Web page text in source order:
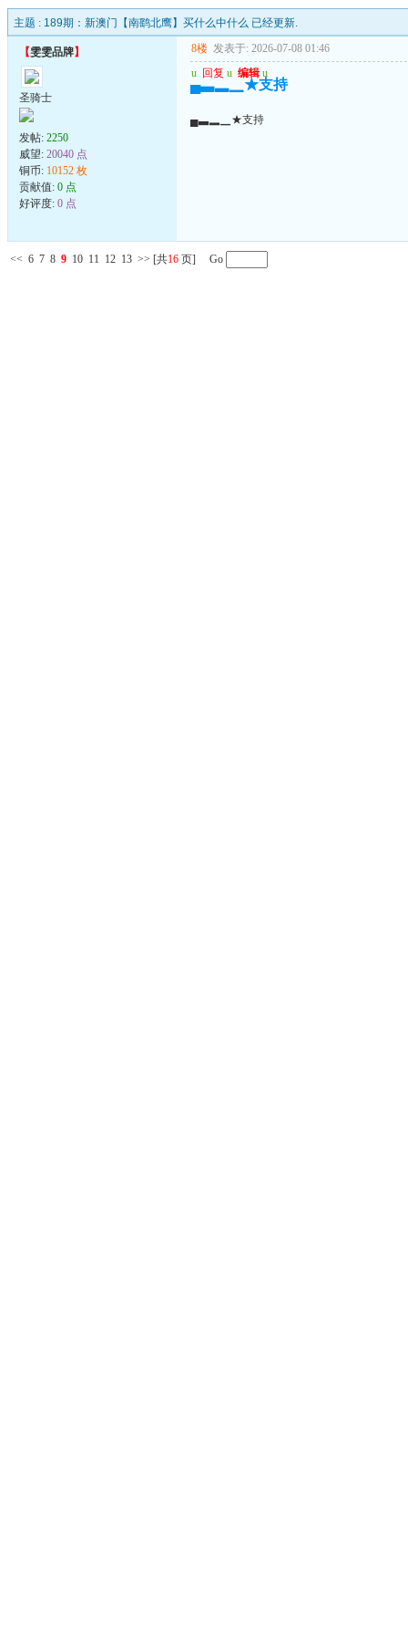
主题 : 189期：新澳门【南鹞北鹰】买什么中什么 已经更新.
【雯雯品牌】
圣骑士
发帖: 2250
威望: 20040 点
铜币: 10152 枚
贡献值: 0 点
好评度: 0 点
8楼 发表于: 2026-07-08 01:46
u 回复 u 编辑 u
▄▃▂▁★支持
▄▃▂▁★支持
<< 6 7 8 9 10 11 12 13 >> [共16 页] Go